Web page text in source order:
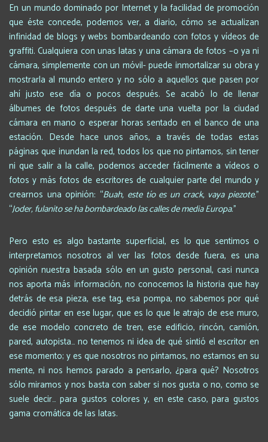
En un mundo dominado por Internet y la facilidad de promoción
que éste concede, podemos ver, a diario, cómo se actualizan
infinidad de blogs y webs bombardeando con fotos y vídeos de
graffiti. Cualquiera con unas latas y una cámara de fotos –o ya ni
cámara, simplemente con un móvil- puede inmortalizar su obra y
mostrarla al mundo entero y no sólo a aquellos que pasen por
ahí justo ese día o pocos después. Se acabó lo de llenar
álbumes de fotos después de darte una vuelta por la ciudad
cámara en mano o esperar horas sentado en el banco de una
estación. Desde hace unos años, a través de todas estas
páginas que inundan la red, todos los que no pintamos, sin tener
ni que salir a la calle, podemos acceder fácilmente a vídeos o
fotos y más fotos de escritores de cualquier parte del mundo y
crearnos una opinión: “Buah, este tío es un crack, vaya piezote.”
“Joder, fulanito se ha bombardeado las calles de media Europa.”
Pero esto es algo bastante superficial, es lo que sentimos o
interpretamos nosotros al ver las fotos desde fuera, es una
opinión nuestra basada sólo en un gusto personal, casi nunca
nos aporta más información, no conocemos la historia que hay
detrás de esa pieza, ese tag, esa pompa, no sabemos por qué
decidió pintar en ese lugar, que es lo que le atrajo de ese muro,
de ese modelo concreto de tren, ese edificio, rincón, camión,
pared, autopista… no tenemos ni idea de qué sintió el escritor en
ese momento; y es que nosotros no pintamos, no estamos en su
mente, ni nos hemos parado a pensarlo, ¿para qué? Nosotros
sólo miramos y nos basta con saber si nos gusta o no, como se
suele decir… para gustos colores y, en este caso, para gustos
gama cromática de las latas.